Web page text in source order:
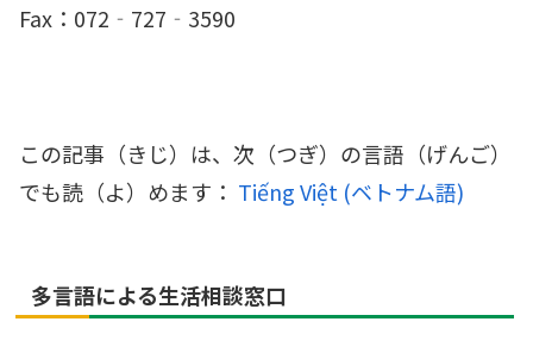
Fax：072‐727‐3590
この記事（きじ）は、次（つぎ）の言語（げんご）
でも読（よ）めます： Tiếng Việt (ベトナム語)
多言語による生活相談窓口